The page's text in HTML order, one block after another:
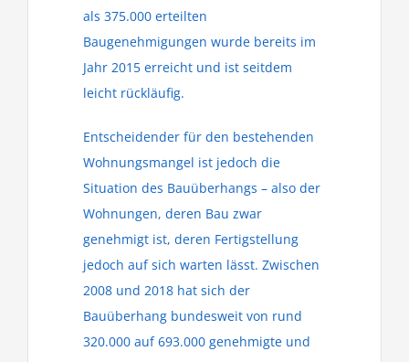
als 375.000 erteilten
Baugenehmigungen wurde bereits im
Jahr 2015 erreicht und ist seitdem
leicht rückläufig.
Entscheidender für den bestehenden
Wohnungsmangel ist jedoch die
Situation des Bauüberhangs – also der
Wohnungen, deren Bau zwar
genehmigt ist, deren Fertigstellung
jedoch auf sich warten lässt. Zwischen
2008 und 2018 hat sich der
Bauüberhang bundesweit von rund
320.000 auf 693.000 genehmigte und